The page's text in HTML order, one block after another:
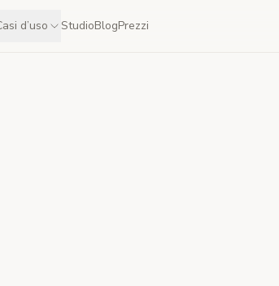
d’uso StudioBlogPrezzi